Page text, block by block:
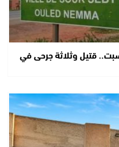
قتيل وثلاثة جرحى في